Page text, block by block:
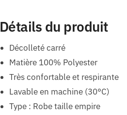
Détails du produit
Décolleté carré
Matière 100% Polyester
Très confortable et respirante
Lavable en machine (30°C)
Type : Robe taille empire